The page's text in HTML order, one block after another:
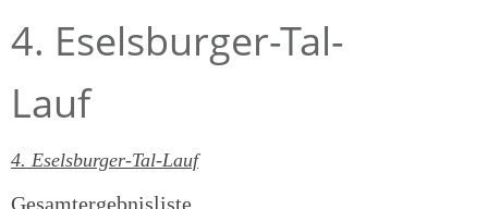
4. Eselsburger-Tal-
Lauf
4. Eselsburger-Tal-Lauf
Gesamtergebnisliste